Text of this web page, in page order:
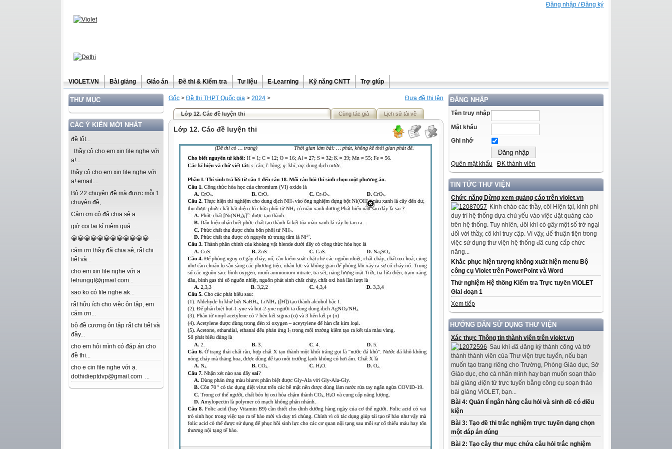
Đăng nhập / Đăng ký
ViOLET.VN Bài giảng Giáo án Đề thi & Kiểm tra Tư liệu E-Learning Kỹ năng CNTT Trợ giúp
THƯ MỤC
CÁC Ý KIẾN MỚI NHẤT
đề tốt...
thầy cô cho em xin file nghe với
ạ!...
thầy cô cho em xin file nghe với
ạ! email:...
Bộ 22 chuyên đề mà được mỗi 1
chuyên đề,...
Cảm ơn cô đã chia sẻ ạ...
giờ coi lại kỉ niệm quá ...
😀😀😀😀😀😀😀😀😀😀😀😀 ...
cám ơn thầy đã chia sẻ, rất chi
tiết và...
cho em xin file nghe với ạ
letrungqt@gmail.com...
sao ko có file nghe ak...
rất hữu ích cho việc ôn tập, em
cám ơn...
bộ đề cương ôn tập rất chi tiết và
đầy...
cho em hỏi mình có đáp án cho
đề thi...
cho e cin file nghe với ạ.
dothidieptdvp@gmail.com ...
ĐĂNG NHẬP
Tên truy nhập
Mật khẩu
Ghi nhớ
Quên mật khẩu ĐK thành viên
TIN TỨC THƯ VIỆN
Chức năng Dừng xem quảng cáo trên violet.vn
Kính chào các thầy, cô! Hiện tại, kinh phí
duy trì hệ thống dựa chủ yếu vào việc đặt quảng cáo
trên hệ thống. Tuy nhiên, đôi khi có gây một số trở ngại
đối với thầy, cô khi truy cập. Vì vậy, để thuận tiện trong
việc sử dụng thư viện hệ thống đã cung cấp chức
năng...
Khắc phục hiện tượng không xuất hiện menu Bộ
công cụ Violet trên PowerPoint và Word
Thử nghiệm Hệ thống Kiểm tra Trực tuyến ViOLET
Giai đoạn 1
Xem tiếp
HƯỚNG DẪN SỬ DỤNG THƯ VIỆN
Xác thực Thông tin thành viên trên violet.vn
Sau khi đã đăng ký thành công và trở
thành thành viên của Thư viện trực tuyến, nếu bạn
muốn tạo trang riêng cho Trường, Phòng Giáo dục, Sở
Giáo dục, cho cá nhân mình hay bạn muốn soạn thảo
bài giảng điện tử trực tuyến bằng công cụ soạn thảo
bài giảng ViOLET, bạn...
Bài 4: Quản lí ngân hàng câu hỏi và sinh đề có điều
kiện
Bài 3: Tạo đề thi trắc nghiệm trực tuyến dạng chọn
một đáp án đúng
Bài 2: Tạo cây thư mục chứa câu hỏi trắc nghiệm
Đưa đề thi lên
Gốc > Đề thi THPT Quốc gia > 2024 >
Lớp 12. Các đề luyện thi Cùng tác giả Lịch sử tải về
Lớp 12. Các đề luyện thi